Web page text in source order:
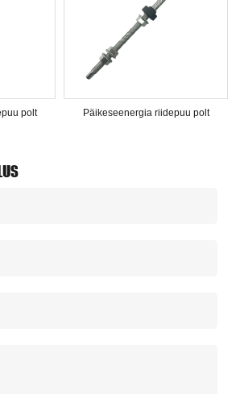
polt Päikeseenergia riidepuu polt